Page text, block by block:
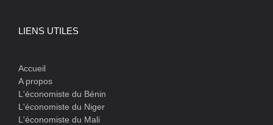
LIENS UTILES
Accueil
A propos
L'économiste du Bénin
L'économiste du Niger
L'économiste du Mali